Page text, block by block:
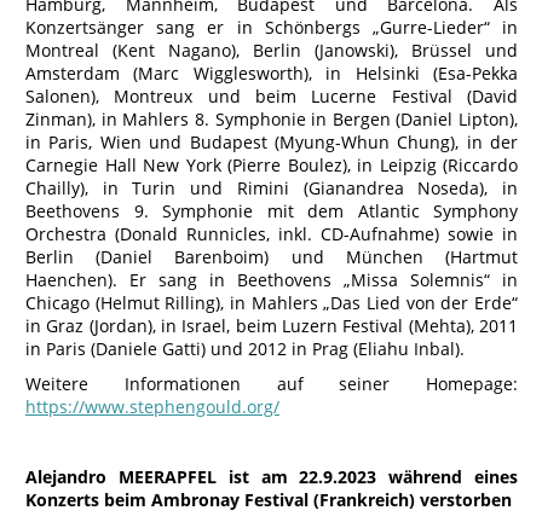
Konzertsänger sang er in Schönbergs „Gurre-Lieder“ in
Montreal (Kent Nagano), Berlin (Janowski), Brüssel und
Amsterdam (Marc Wigglesworth), in Helsinki (Esa-Pekka
Salonen), Montreux und beim Lucerne Festival (David
Zinman), in Mahlers 8. Symphonie in Bergen (Daniel Lipton),
in Paris, Wien und Budapest (Myung-Whun Chung), in der
Carnegie Hall New York (Pierre Boulez), in Leipzig (Riccardo
Chailly), in Turin und Rimini (Gianandrea Noseda), in
Beethovens 9. Symphonie mit dem Atlantic Symphony
Orchestra (Donald Runnicles, inkl. CD-Aufnahme) sowie in
Berlin (Daniel Barenboim) und München (Hartmut
Haenchen). Er sang in Beethovens „Missa Solemnis“ in
Chicago (Helmut Rilling), in Mahlers „Das Lied von der Erde“
in Graz (Jordan), in Israel, beim Luzern Festival (Mehta), 2011
in Paris (Daniele Gatti) und 2012 in Prag (Eliahu Inbal).
Weitere Informationen auf seiner Homepage:
https://www.stephengould.org/
Alejandro MEERAPFEL ist am 22.9.2023 während eines
Konzerts beim Ambronay Festival (Frankreich) verstorben